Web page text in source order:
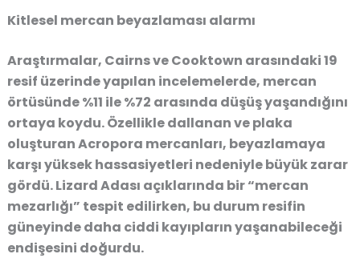
Kitlesel mercan beyazlaması alarmı
Araştırmalar, Cairns ve Cooktown arasındaki 19
resif üzerinde yapılan incelemelerde, mercan
örtüsünde %11 ile %72 arasında düşüş yaşandığını
ortaya koydu. Özellikle dallanan ve plaka
oluşturanAcropora mercanları, beyazlamaya
karşı yüksek hassasiyetleri nedeniyle büyük zarar
gördü. Lizard Adası açıklarında bir “mercan
mezarlığı” tespit edilirken, bu durum resifin
güneyinde daha ciddi kayıpların yaşanabileceği
endişesini doğurdu.